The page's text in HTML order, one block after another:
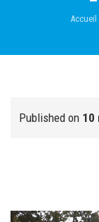
Accueil
Published on 10